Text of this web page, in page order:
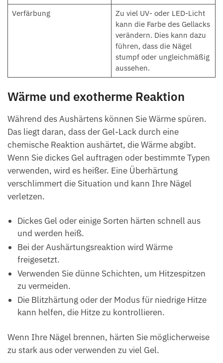
Verfärbung
Zu viel UV- oder LED-Licht
kann die Farbe des Gellacks
verändern. Dies kann dazu
führen, dass die Nägel
stumpf oder ungleichmäßig
aussehen.
Wärme und exotherme Reaktion
Während des Aushärtens können Sie Wärme spüren.
Das liegt daran, dass der Gel-Lack durch eine
chemische Reaktion aushärtet, die Wärme abgibt.
Wenn Sie dickes Gel auftragen oder bestimmte Typen
verwenden, wird es heißer. Eine Überhärtung
verschlimmert die Situation und kann Ihre Nägel
verletzen.
Dickes Gel oder einige Sorten härten schnell aus
und werden heiß.
Bei der Aushärtungsreaktion wird Wärme
freigesetzt.
Verwenden Sie dünne Schichten, um Hitzespitzen
zu vermeiden.
Die Blitzhärtung oder der Modus für niedrige Hitze
kann helfen, die Hitze zu kontrollieren.
Wenn Ihre Nägel brennen, härten Sie möglicherweise
zu stark aus oder verwenden zu viel Gel.